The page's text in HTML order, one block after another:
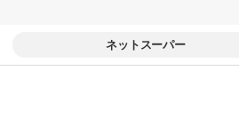
ネットスーパー